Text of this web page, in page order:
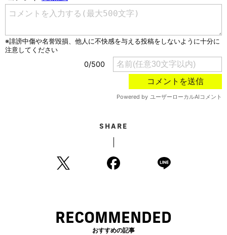
SHARE
RECOMMENDED
おすすめの記事